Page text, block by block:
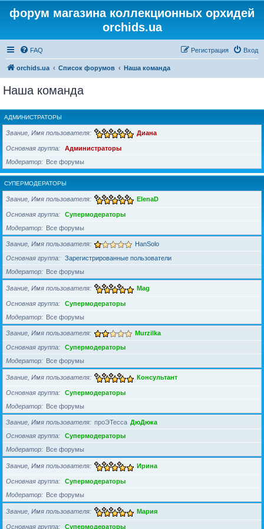
форум магазина коллекционных орхидей
orchids.ua
FAQ Вход
Регистрация
orchids.ua Список форумов Наша команда
Наша команда
АДМИНИСТРАТОРЫ
Звание, Имя пользователя Диана
Основная группа
Администраторы
Модератор
Все форумы
СУПЕРМОДЕРАТОРЫ
Звание, Имя пользователя ElenaD
Основная группа
Супермодераторы
Модератор
Все форумы
Звание, Имя пользователя HanSolo
Основная группа
Зарегистрированные пользователи
Модератор
Все форумы
Звание, Имя пользователя Mag
Основная группа
Супермодераторы
Модератор
Все форумы
Звание, Имя пользователя Murzilka
Основная группа
Супермодераторы
Модератор
Все форумы
Звание, Имя пользователя Консультант
Основная группа
Супермодераторы
Модератор
Все форумы
Звание, Имя пользователя проЭТесса ДюДюка
Основная группа
Супермодераторы
Модератор
Все форумы
Звание, Имя пользователя Ирина
Основная группа
Супермодераторы
Модератор
Все форумы
Звание, Имя пользователя Мария
Основная группа Супермодераторы